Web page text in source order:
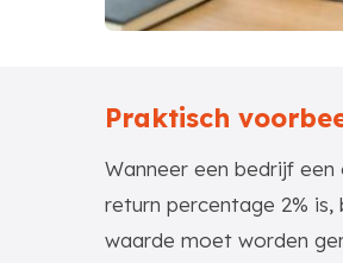
Praktisch
Wanneer een bedrijf
return percentage 2%
waarde moet worden